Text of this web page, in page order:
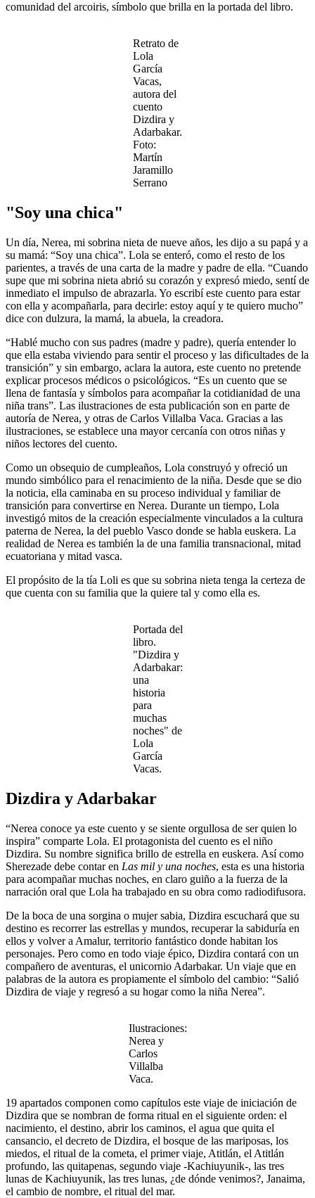
comunidad del arcoiris, símbolo que brilla en la portada del libro.
Retrato de
Lola
García
Vacas,
autora del
cuento
Dizdira y
Adarbakar.
Foto:
Martín
Jaramillo
Serrano
"Soy una chica"
Un día, Nerea, mi sobrina nieta de nueve años, les dijo a su papá y a
su mamá: “Soy una chica”. Lola se enteró, como el resto de los
parientes, a través de una carta de la madre y padre de ella. “Cuando
supe que mi sobrina nieta abrió su corazón y expresó miedo, sentí de
inmediato el impulso de abrazarla. Yo escribí este cuento para estar
con ella y acompañarla, para decirle: estoy aquí y te quiero mucho”
dice con dulzura, la mamá, la abuela, la creadora.
“Hablé mucho con sus padres (madre y padre), quería entender lo
que ella estaba viviendo para sentir el proceso y las dificultades de la
transición” y sin embargo, aclara la autora, este cuento no pretende
explicar procesos médicos o psicológicos. “Es un cuento que se
llena de fantasía y símbolos para acompañar la cotidianidad de una
niña trans”. Las ilustraciones de esta publicación son en parte de
autoría de Nerea, y otras de Carlos Villalba Vaca. Gracias a las
ilustraciones, se establece una mayor cercanía con otros niñas y
niños lectores del cuento.
Como un obsequio de cumpleaños, Lola construyó y ofreció un
mundo simbólico para el renacimiento de la niña. Desde que se dio
la noticia, ella caminaba en su proceso individual y familiar de
transición para convertirse en Nerea. Durante un tiempo, Lola
investigó mitos de la creación especialmente vinculados a la cultura
paterna de Nerea, la del pueblo Vasco donde se habla euskera. La
realidad de Nerea es también la de una familia transnacional, mitad
ecuatoriana y mitad vasca.
El propósito de la tía Loli es que su sobrina nieta tenga la certeza de
que cuenta con su familia que la quiere tal y como ella es.
Portada del
libro.
"Dizdira y
Adarbakar:
una
historia
para
muchas
noches" de
Lola
García
Vacas.
Dizdira y Adarbakar
“Nerea conoce ya este cuento y se siente orgullosa de ser quien lo
inspira” comparte Lola. El protagonista del cuento es el niño
Dizdira. Su nombre significa brillo de estrella en euskera. Así como
Sherezade debe contar en Las mil y una noches, esta es una historia
para acompañar muchas noches, en claro guiño a la fuerza de la
narración oral que Lola ha trabajado en su obra como radiodifusora.
De la boca de una sorgina o mujer sabia, Dizdira escuchará que su
destino es recorrer las estrellas y mundos, recuperar la sabiduría en
ellos y volver a Amalur, territorio fantástico donde habitan los
personajes. Pero como en todo viaje épico, Dizdira contará con un
compañero de aventuras, el unicornio Adarbakar. Un viaje que en
palabras de la autora es propiamente el símbolo del cambio: “Salió
Dizdira de viaje y regresó a su hogar como la niña Nerea”.
Ilustraciones:
Nerea y
Carlos
Villalba
Vaca.
19 apartados componen como capítulos este viaje de iniciación de
Dizdira que se nombran de forma ritual en el siguiente orden: el
nacimiento, el destino, abrir los caminos, el agua que quita el
cansancio, el decreto de Dizdira, el bosque de las mariposas, los
miedos, el ritual de la cometa, el primer viaje, Atitlán, el Atitlán
profundo, las quitapenas, segundo viaje -Kachiuyunik-, las tres
lunas de Kachiuyunik, las tres lunas, ¿de dónde venimos?, Janaima,
el cambio de nombre, el ritual del mar.